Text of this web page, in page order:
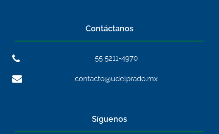
Contáctanos
55 5211-4970
contacto@udelprado.mx
Síguenos